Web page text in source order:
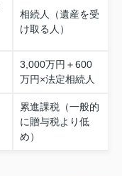
相続人（遺産を受
け取る人）
3,000万円＋600
万円×法定相続人
累進課税（一般的
に贈与税より低
め）